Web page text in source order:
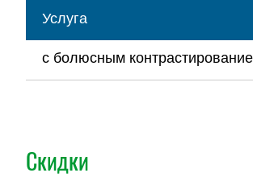
Услуга
с болюсным
Скидки